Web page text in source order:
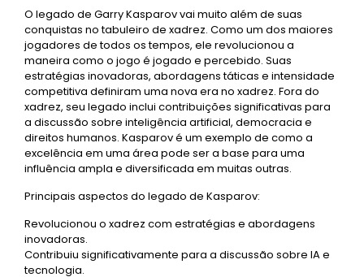
O legado de Garry Kasparov vai muito além de suas
conquistas no tabuleiro de xadrez. Como um dos maiores
jogadores de todos os tempos, ele revolucionou a
maneira como o jogo é jogado e percebido. Suas
estratégias inovadoras, abordagens táticas e intensidade
competitiva definiram uma nova era no xadrez. Fora do
xadrez, seu legado inclui contribuições significativas para
a discussão sobre inteligência artificial, democracia e
direitos humanos. Kasparov é um exemplo de como a
excelência em uma área pode ser a base para uma
influência ampla e diversificada em muitas outras.
Principais aspectos do legado de Kasparov:
Revolucionou o xadrez com estratégias e abordagens
inovadoras.
Contribuiu significativamente para a discussão sobre IA e
tecnologia.